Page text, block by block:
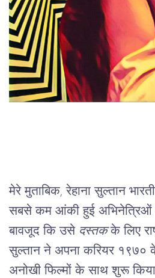
मेरे मुताबिक, रेहाना सुल्तान
सबसे कम आंकी हुई
बावजूद कि उसे दस्तक के लिए
सुल्तान ने अपना करियर १९७०
अनोखी फिल्मों के साथ शुरू